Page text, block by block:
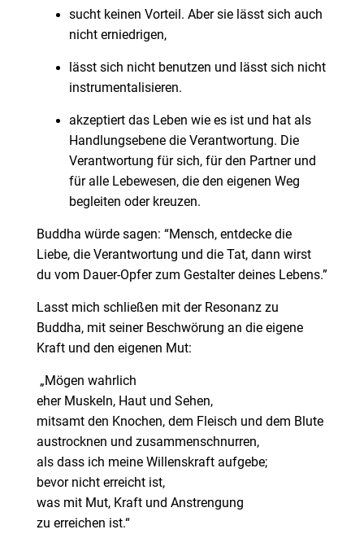
sucht keinen Vorteil. Aber sie lässt sich auch
nicht erniedrigen,
lässt sich nicht benutzen und lässt sich nicht
instrumentalisieren.
akzeptiert das Leben wie es ist und hat als
Handlungsebene die Verantwortung. Die
Verantwortung für sich, für den Partner und
für alle Lebewesen, die den eigenen Weg
begleiten oder kreuzen.
Buddha würde sagen: “Mensch, entdecke die
Liebe, die Verantwortung und die Tat, dann wirst
du vom Dauer-Opfer zum Gestalter deines Lebens.”
Lasst mich schließen mit der Resonanz zu
Buddha, mit seiner Beschwörung an die eigene
Kraft und den eigenen Mut:
„Mögen wahrlich
eher Muskeln, Haut und Sehen,
mitsamt den Knochen, dem Fleisch und dem Blute
austrocknen und zusammenschnurren,
als dass ich meine Willenskraft aufgebe;
bevor nicht erreicht ist,
was mit Mut, Kraft und Anstrengung
zu erreichen ist.“